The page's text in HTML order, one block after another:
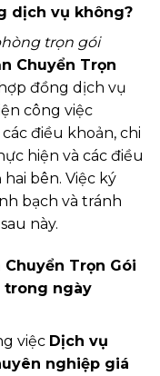
dịch vụ không?
trọn gói
Chuyển Trọn
đồng dịch vụ
công việc
điều khoản, chi
hiện và các điều
bên. Việc ký
bạch và tránh
này.
Chuyển Trọn Gói
trong ngày
việc Dịch vụ
nghiệp giá